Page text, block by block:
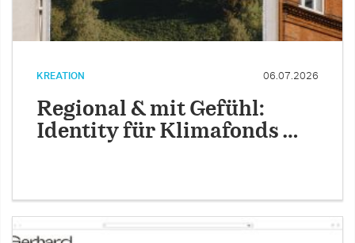
KREATION 06.07.2026
Regional & mit Gefühl:
Identity für Klimafonds …